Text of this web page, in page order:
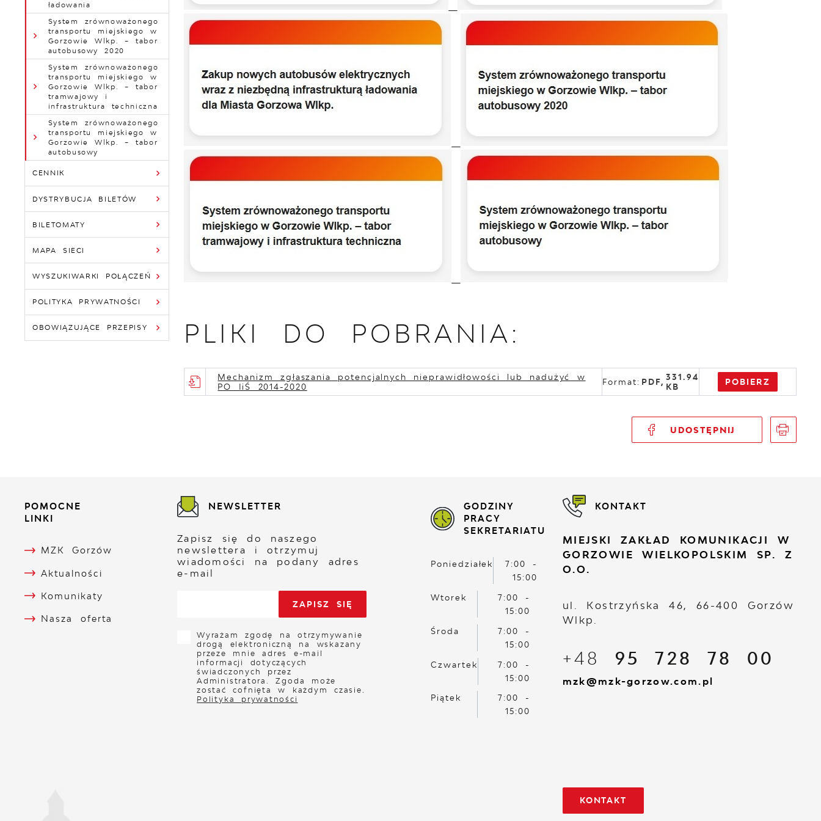
ładowania
System zrównoważonego
transportu miejskiego w
Gorzowie Wlkp. – tabor
autobusowy 2020
System zrównoważonego
transportu miejskiego w
Gorzowie Wlkp. – tabor
tramwajowy i
infrastruktura techniczna
System zrównoważonego
transportu miejskiego w
Gorzowie Wlkp. – tabor
autobusowy
CENNIK
DYSTRYBUCJA BILETÓW
BILETOMATY
MAPA SIECI
WYSZUKIWARKI POŁĄCZEŃ
POLITYKA PRYWATNOŚCI
OBOWIĄZUJĄCE PRZEPISY PLIKI DO POBRANIA:
Mechanizm zgłaszania potencjalnych nieprawidłowości lub nadużyć w
PO IiŚ 2014-2020
Format: PDF, 331.94
KB
POBIERZ
UDOSTĘPNIJ
POMOCNE
LINKI
MZK Gorzów
Aktualności
Komunikaty
Nasza oferta
NEWSLETTER
Zapisz się do naszego
newslettera i otrzymuj
wiadomości na podany adres
e-mail
Wyrażam zgodę na otrzymywanie
drogą elektroniczną na wskazany
przeze mnie adres e-mail
informacji dotyczących
świadczonych przez
Administratora. Zgoda może
zostać cofnięta w każdym czasie.
Polityka prywatności
GODZINY
PRACY
SEKRETARIATU
Poniedziałek
7:00 -
15:00
Wtorek
7:00 -
15:00
Środa
7:00 -
15:00
Czwartek
7:00 -
15:00
Piątek
7:00 -
15:00
KONTAKT
MIEJSKI ZAKŁAD KOMUNIKACJI W
GORZOWIE WIELKOPOLSKIM SP. Z
O.O.
ul. Kostrzyńska 46, 66-400 Gorzów
Wlkp.
+48 95 728 78 00
mzk@mzk-gorzow.com.pl
KONTAKT